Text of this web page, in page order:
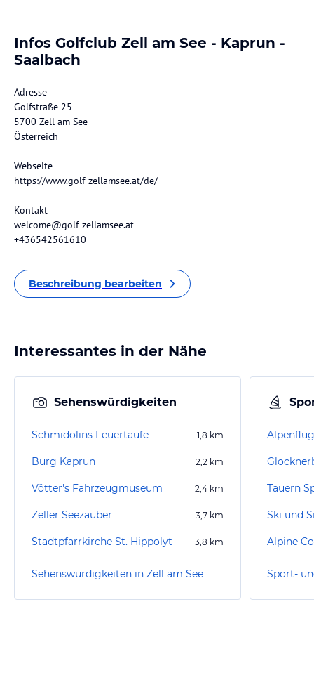
Infos Golfclub Zell am See - Kaprun -
Saalbach
Adresse
Golfstraße 25
5700 Zell am See
Österreich
Webseite
https://www.golf-zellamsee.at/de/
Kontakt
welcome@golf-zellamsee.at
+436542561610
Beschreibung bearbeiten
Interessantes in der Nähe
Sehenswürdigkeiten
Schmidolins Feuertaufe 1,8 km
Burg Kaprun 2,2 km
Vötter's Fahrzeugmuseum 2,4 km
Zeller Seezauber 3,7 km
Stadtpfarrkirche St. Hippolyt 3,8 km
Sehenswürdigkeiten in Zell am See
Alpenflug
Tauern
Alpine